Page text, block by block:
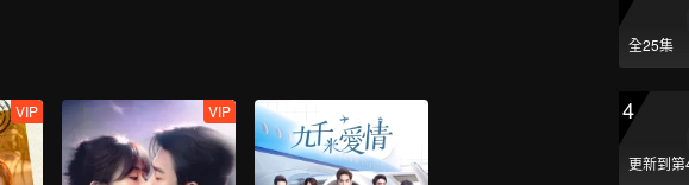
VIP VIP
全25集
4
更新到第